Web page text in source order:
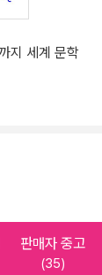
지 세계 문학
판매자 중고
(35)